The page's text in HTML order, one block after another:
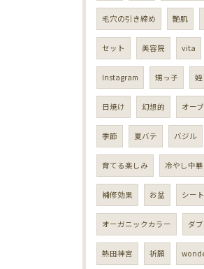
毛穴の引き締め 艶肌
セット 美容院 vita
Instagram 甥っ子
日焼け 幻想的 オー
季節 夏バテ バジル
育てる楽しみ 冷やし中華
補修効果 お盆 シー
オーガニックカラー ダ
熱田神宮 祈願